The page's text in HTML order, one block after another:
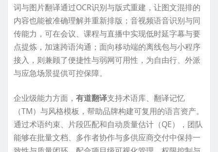
词与图片翻译通过OCR识别与版式重建，让图文混排的
内容也能被准确理解并重新排版；音视频语音识别与同
传能力，可在会议、课程与直播中实现低时延字幕与要
点提炼，加速跨语沟通；面向移动端的离线包与小程序
接入，则兼顾了便捷性与弱网可用性，为自由行、外派
与应急场景提供可控保障。
企业级能力方面， 有道翻译支持术语库、翻译记忆
（TM）与风格模板，帮助品牌构建可复用的语言资产。
通过术语约束、片段匹配和自动质量估计（QE），团队
能够在批量文档、多作者协作与多供应商交付中保持一